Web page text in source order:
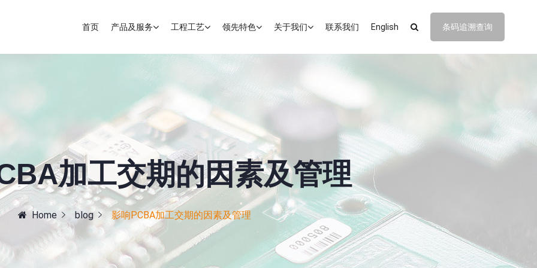
首页 产品及服务 工程工艺 领先特色 关于我们 联系我们 English 条码追溯查询
加工交期的因素及管理
Home blog 影响PCBA加工交期的因素及管理